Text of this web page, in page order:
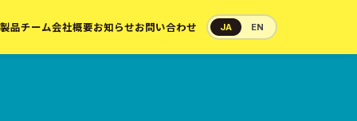
製品チーム会社概要お知らせお問い合わせ JA EN